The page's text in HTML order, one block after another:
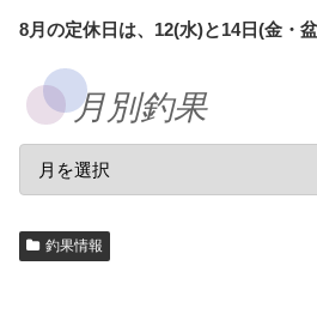
8月の定休日は、12(水)と14日(金・
月別釣果
釣果情報